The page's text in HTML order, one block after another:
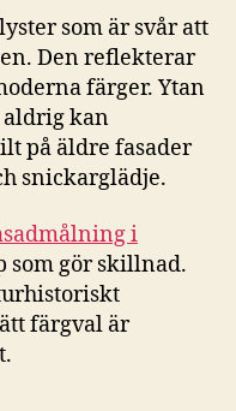
som är svår att
Den reflekterar
färger. Ytan
aldrig kan
på äldre fasader
snickarglädje.
i
som gör skillnad.
färgval är